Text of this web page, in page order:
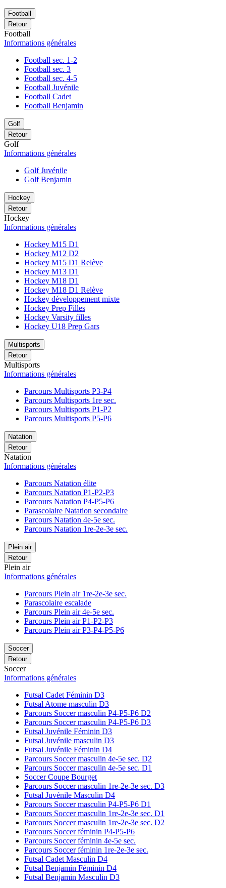
Football
Retour
Football
Informations générales
Football sec. 1-2
Football sec. 3
Football sec. 4-5
Football Juvénile
Football Cadet
Football Benjamin
Golf
Retour
Golf
Informations générales
Golf Juvénile
Golf Benjamin
Hockey
Retour
Hockey
Informations générales
Hockey M15 D1
Hockey M12 D2
Hockey M15 D1 Relève
Hockey M13 D1
Hockey M18 D1
Hockey M18 D1 Relève
Hockey développement mixte
Hockey Prep Filles
Hockey Varsity filles
Hockey U18 Prep Gars
Multisports
Retour
Multisports
Informations générales
Parcours Multisports P3-P4
Parcours Multisports 1re sec.
Parcours Multisports P1-P2
Parcours Multisports P5-P6
Natation
Retour
Natation
Informations générales
Parcours Natation élite
Parcours Natation P1-P2-P3
Parcours Natation P4-P5-P6
Parascolaire Natation secondaire
Parcours Natation 4e-5e sec.
Parcours Natation 1re-2e-3e sec.
Plein air
Retour
Plein air
Informations générales
Parcours Plein air 1re-2e-3e sec.
Parascolaire escalade
Parcours Plein air 4e-5e sec.
Parcours Plein air P1-P2-P3
Parcours Plein air P3-P4-P5-P6
Soccer
Retour
Soccer
Informations générales
Futsal Cadet Féminin D3
Futsal Atome masculin D3
Parcours Soccer masculin P4-P5-P6 D2
Parcours Soccer masculin P4-P5-P6 D3
Futsal Juvénile Féminin D3
Futsal Juvénile masculin D3
Futsal Juvénile Féminin D4
Parcours Soccer masculin 4e-5e sec. D2
Parcours Soccer masculin 4e-5e sec. D1
Soccer Coupe Bourget
Parcours Soccer masculin 1re-2e-3e sec. D3
Futsal Juvénile Masculin D4
Parcours Soccer masculin P4-P5-P6 D1
Parcours Soccer masculin 1re-2e-3e sec. D1
Parcours Soccer masculin 1re-2e-3e sec. D2
Parcours Soccer féminin P4-P5-P6
Parcours Soccer féminin 4e-5e sec.
Parcours Soccer féminin 1re-2e-3e sec.
Futsal Cadet Masculin D4
Futsal Benjamin Féminin D4
Futsal Benjamin Masculin D3